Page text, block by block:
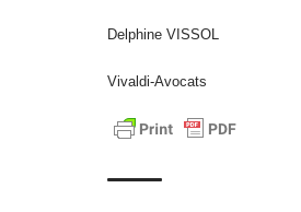
Delphine VISSOL
Vivaldi-Avocats